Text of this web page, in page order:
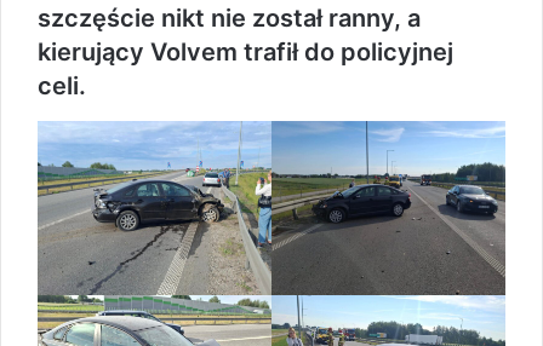
szczęście nikt nie został ranny, a
kierujący Volvem trafił do policyjnej
celi.